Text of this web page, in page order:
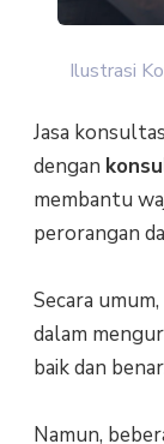
Ilustrasi
Jasa
dengan
membantu
perorangan
Secara
dalam
baik dan
Namun,